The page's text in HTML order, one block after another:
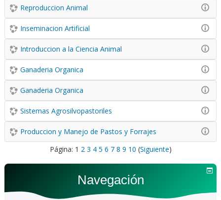
Reproduccion Animal
Inseminacion Artificial
Introduccion a la Ciencia Animal
Ganaderia Organica
Ganaderia Organica
Sistemas Agrosilvopastoriles
Produccion y Manejo de Pastos y Forrajes
Página: 1 2 3 4 5 6 7 8 9 10 (Siguiente)
Navegación